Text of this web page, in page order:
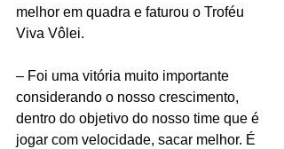
melhor em quadra e faturou o Troféu
Viva Vôlei.
– Foi uma vitória muito importante
considerando o nosso crescimento,
dentro do objetivo do nosso time que é
jogar com velocidade, sacar melhor. É